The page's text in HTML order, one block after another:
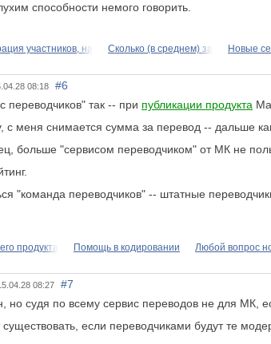
способности немого говорить.
участников, на Сколько (в среднем) за Новые
08:18
#6
переводчиков" так -- при публикации продукта
с меня снимается сумма за перевод -- дальше
больше "сервисом переводчиком" от МК не
"команда переводчиков" -- штатные
продукта Помощь в кодировании Любой вопрос
08:27
#7
но судя по всему сервис переводов не для МК,
если переводчиками будут те